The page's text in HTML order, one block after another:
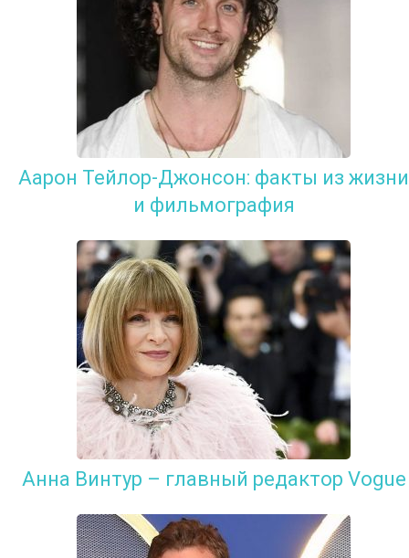
Аарон Тейлор-Джонсон: факты из жизни
и фильмография
Анна Винтур – главный редактор Vogue